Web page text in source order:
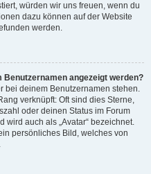
würden wir uns freuen, wenn du
dazu können auf der Website
werden.
Benutzernamen angezeigt werden?
bei deinem Benutzernamen stehen.
verknüpft: Oft sind dies Sterne,
oder deinen Status im Forum
wird auch als „Avatar“ bezeichnet.
persönliches Bild, welches von